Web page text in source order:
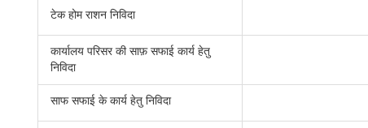
टेक होम राशन निविदा
कार्यालय परिसर की साफ़ सफाई कार्य हेतु
निविदा
साफ सफाई के कार्य हेतु निविदा